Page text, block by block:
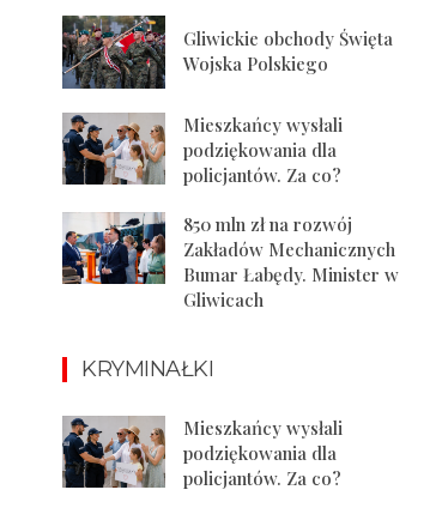
Gliwickie obchody Święta
Wojska Polskiego
Mieszkańcy wysłali
podziękowania dla
policjantów. Za co?
850 mln zł na rozwój
Zakładów Mechanicznych
Bumar Łabędy. Minister w
Gliwicach
KRYMINAŁKI
Mieszkańcy wysłali
podziękowania dla
policjantów. Za co?